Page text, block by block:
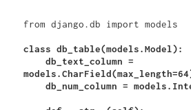
from django.db import models
class db_table(models.Model):
    db_text_column =
    db_num_column = models.IntegerField()